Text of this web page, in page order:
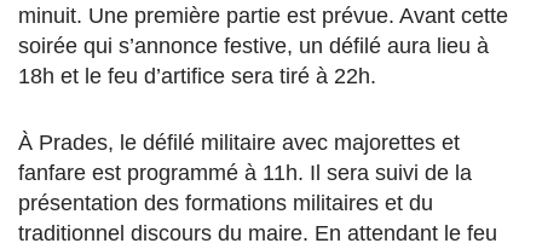
minuit. Une première partie est prévue. Avant cette
soirée qui s’annonce festive, un défilé aura lieu à
18h et le feu d’artifice sera tiré à 22h.
À Prades, le défilé militaire avec majorettes et
fanfare est programmé à 11h. Il sera suivi de la
présentation des formations militaires et du
traditionnel discours du maire. En attendant le feu